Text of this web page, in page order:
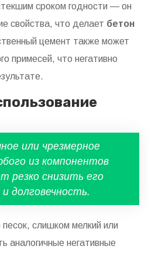
сроком годности — он
свойства, что делает бетон
цемент также может
примесей, что негативно
или чрезмерное
из компонентов
резко снизить его
долговечность.
слишком мелкий или
аналогичные негативные